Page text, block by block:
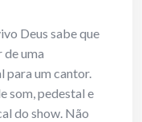
Deus sabe que
uma
para um cantor.
som, pedestal e
do show. Não